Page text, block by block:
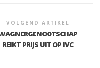
VOLGEND ARTIKEL
REIKT PRIJS UIT OP IVC